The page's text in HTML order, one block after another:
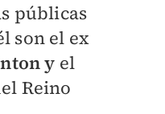
públicas
son el ex
y el
Reino